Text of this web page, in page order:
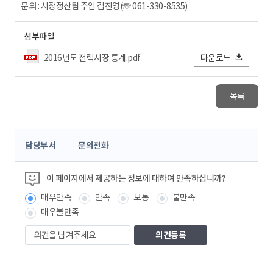
문의 : 시장정산팀 주임 김진영(☏ 061-330-8535)
첨부파일
2016년도 전력시장 통계.pdf
다운로드
목록
콘
츠
정
보
책
임
자
담당부서 문의전화
이 페이지에서 제공하는 정보에 대하여 만족하십니까?
매우만족
만족 보통
불만족
매우불만족
의
견